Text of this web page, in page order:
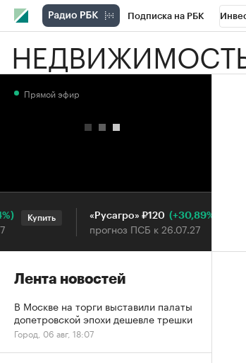
Подписка на РБК
РБК Вино Спорт
Прямой эфир
Купить «Русагро» ₽120 (+30,89%)
прогноз ПСБ к 26.07.27
Лента новостей
В Москве на торги выставили палаты
допетровской эпохи дешевле трешки
Город, 06 авг, 18:07